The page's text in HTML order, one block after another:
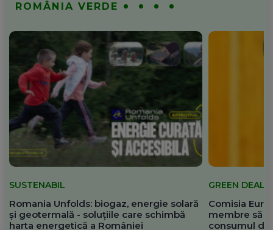
ROMÂNIA VERDE
SUSTENABIL
Romania Unfolds: biogaz, energie solară
și geotermală - soluțiile care schimbă
harta energetică a României
GREEN DEAL
Comisia
membre să
consumul de